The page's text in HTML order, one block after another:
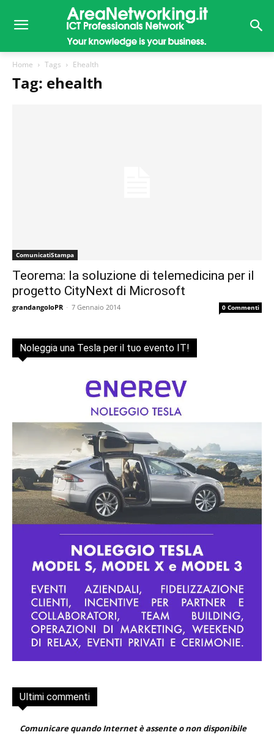
Home Tags Ehealth
Tag: ehealth
ComunicatiStampa
Teorema: la soluzione di telemedicina per il
progetto CityNext di Microsoft
grandangoloPR - 7 Gennaio 2014 0 Commenti
Noleggia una Tesla per il tuo evento IT!
Ultimi commenti
Comunicare quando Internet è assente o non disponibile